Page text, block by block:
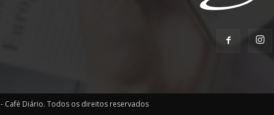
Café Diário. Todos os direitos reservados